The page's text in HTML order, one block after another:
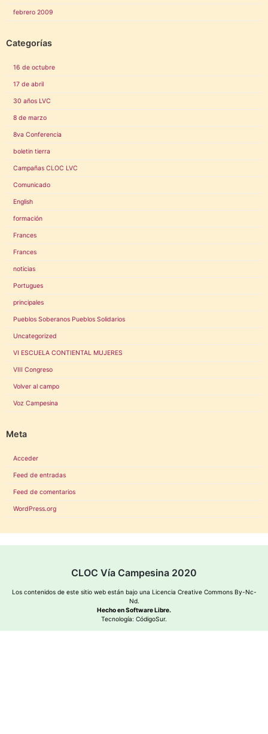
febrero 2009
Categorías
16 de octubre
17 de abril
30 años LVC
8 de marzo
8va Conferencia
boletin tierra
Campañas CLOC LVC
Comunicado
English
formación
Frances
Frances
noticias
Portugues
principales
Pueblos Soberanos Pueblos Solidarios
Uncategorized
VI ESCUELA CONTIENTAL MUJERES
VIII Congreso
Volver al campo
Voz Campesina
Meta
Acceder
Feed de entradas
Feed de comentarios
WordPress.org
CLOC Vía Campesina 2020
Los contenidos de este sitio web están bajo una Licencia Creative Commons By-Nc-
Nd.
Hecho en Software Libre.
Tecnología: CódigoSur.